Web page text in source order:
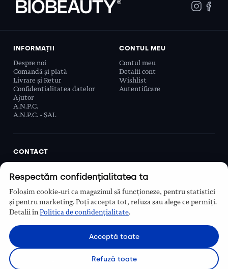
INFORMAȚII
Despre noi
Comandă și plată
Livrare și Retur
Confidențialitatea datelor
Ajutor
A.N.P.C.
A.N.P.C. - SAL
CONTUL MEU
Contul meu
Detalii cont
Wishlist
Autentificare
CONTACT
Sector 6, București, România
Program
Luni–Vineri, 9:00 – 16:00
Respectăm confidențialitatea ta
Folosim cookie-uri ca magazinul să funcționeze, pentru statistici
și pentru marketing. Poți accepta tot, refuza sau alege ce permiți.
Detalii înPolitica de confidențialitate.
Acceptă toate
Refuză toate